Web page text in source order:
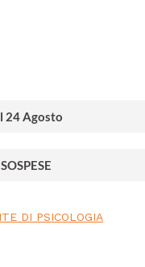
24 Agosto
DI PSICOLOGIA